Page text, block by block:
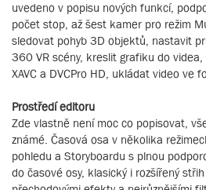
uvedeno v popisu nových funkcí,
počet stop, až šest kamer pro režim
sledovat pohyb 3D objektů, nastavit
360 VR scény, kreslit grafiku do
XAVC a DVCPro HD, ukládat video ve
Prostředí editoru
Zde vlastně není moc co popisovat,
známé. Časová osa v několika
pohledu a Storyboardu s plnou
do časové osy, klasický i rozšířený